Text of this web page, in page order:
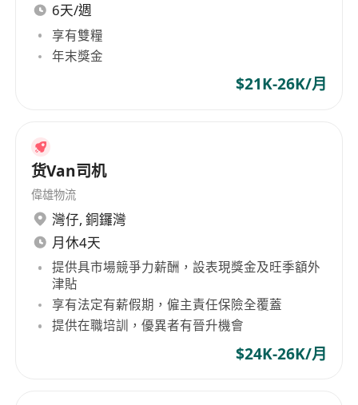
6天/週
享有雙糧
年末獎金
$21K-26K/月
货Van司机
偉雄物流
灣仔, 銅鑼灣
月休4天
提供具市場競爭力薪酬，設表現獎金及旺季額外
津貼
享有法定有薪假期，僱主責任保險全覆蓋
提供在職培訓，優異者有晉升機會
$24K-26K/月